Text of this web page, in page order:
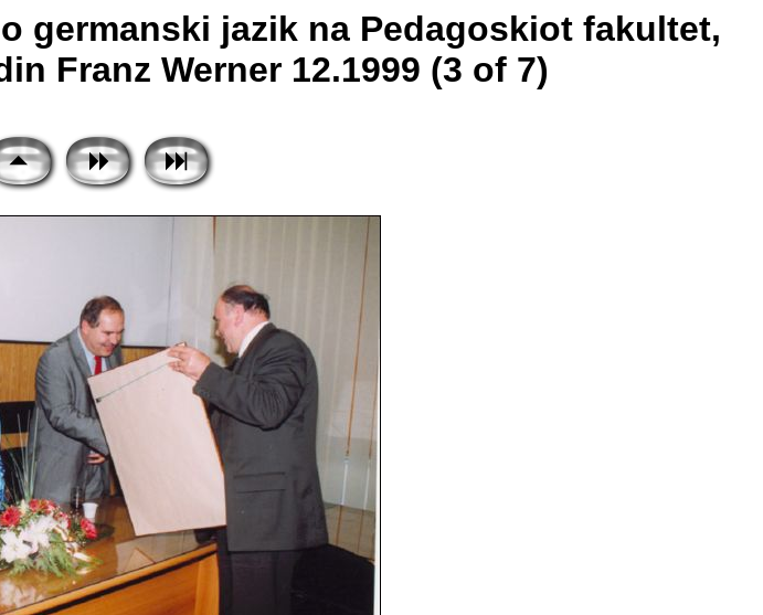
germanski jazik na Pedagoskiot fakultet,
Franz Werner 12.1999 (3 of 7)